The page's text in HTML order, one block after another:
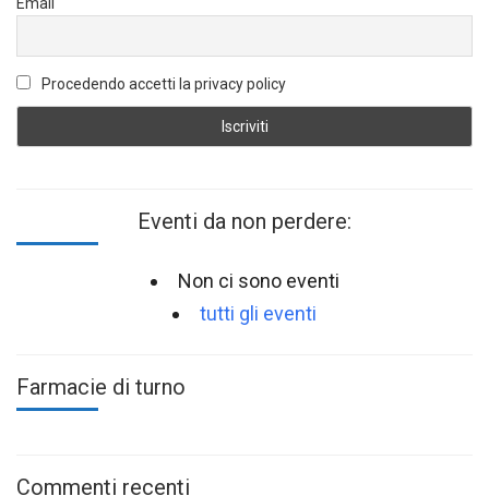
Procedendo accetti la privacy policy
Eventi da non perdere:
Non ci sono eventi
tutti gli eventi
Farmacie di turno
Commenti recenti